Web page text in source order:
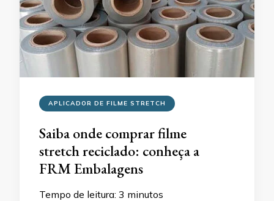
APLICADOR DE FILME STRETCH
Saiba onde comprar filme
stretch reciclado: conheça a
FRM Embalagens
Tempo de leitura: 3 minutos